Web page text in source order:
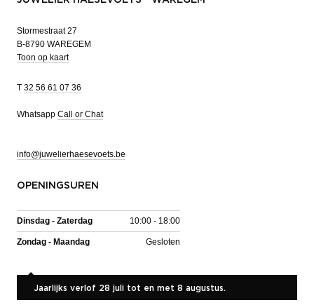
Stormestraat 27
B-8790 WAREGEM
Toon op kaart
T 32 56 61 07 36
Whatsapp Call or Chat
info@juwelierhaesevoets.be
OPENINGSUREN
Dinsdag - Zaterdag 10:00 - 18:00
Zondag - Maandag Gesloten
Jaarlijks verlof 28 juli tot en met 8 augustus.